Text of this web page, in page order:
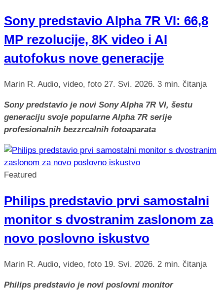
Sony predstavio Alpha 7R VI: 66,8
MP rezolucije, 8K video i AI
autofokus nove generacije
Marin R. Audio, video, foto 27. Svi. 2026. 3 min. čitanja
Sony predstavio je novi Sony Alpha 7R VI, šestu
generaciju svoje popularne Alpha 7R serije
profesionalnih bezzrcalnih fotoaparata
Featured
Philips predstavio prvi samostalni
monitor s dvostranim zaslonom za
novo poslovno iskustvo
Marin R. Audio, video, foto 19. Svi. 2026. 2 min. čitanja
Philips predstavio je novi poslovni monitor